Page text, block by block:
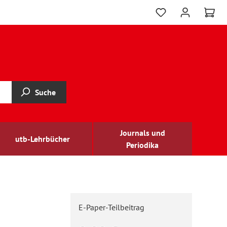
Suche
utb-Lehrbücher
Journals und
Periodika
E-Paper-Teilbeitrag